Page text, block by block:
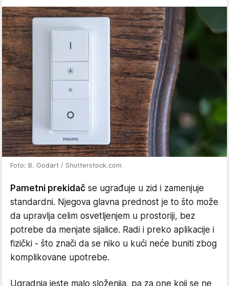
Foto: B. Godart / Shutterstock.com
Pametni prekidač se ugrađuje u zid i zamenjuje
standardni. Njegova glavna prednost je to što može
da upravlja celim osvetljenjem u prostoriji, bez
potrebe da menjate sijalice. Radi i preko aplikacije i
fizički - što znači da se niko u kući neće buniti zbog
komplikovane upotrebe.
Ugradnja jeste malo složenija, pa za one koji se ne